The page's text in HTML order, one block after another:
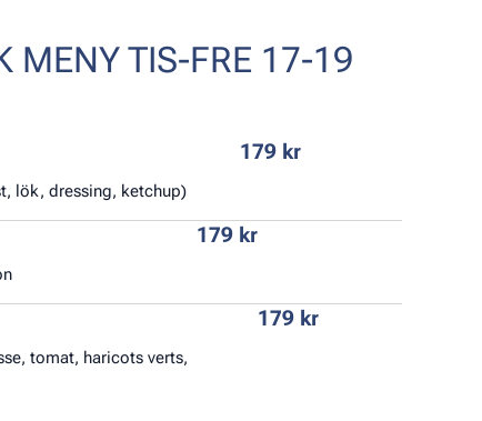
MENY TIS-FRE 17-19
lök, dressing, ketchup)
179 kr
179 kr
tomat, haricots verts,
179 kr